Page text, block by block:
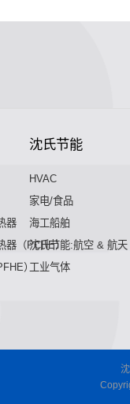
器
器（PCHE）
）
沈氏节能
HVAC
家电/食品
海工船舶
沈氏节能:航空 & 航天
工业气体